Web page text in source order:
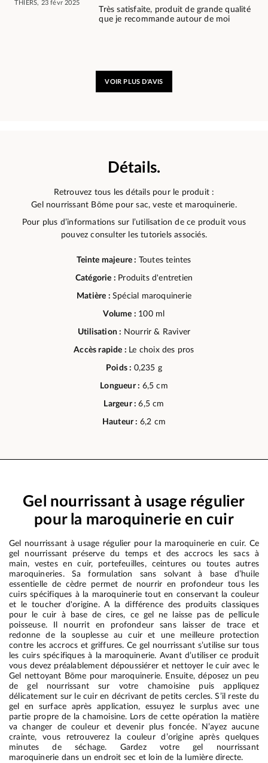
THIERS, 23 févr 2025
Très satisfaite, produit de grande qualité
que je recommande autour de moi
VOIR PLUS D'AVIS
Détails.
Retrouvez tous les détails pour le produit :
Gel nourrissant Bōme pour sac, veste et maroquinerie.
Pour plus d’informations sur l’utilisation de ce produit vous
pouvez consulter les tutoriels associés.
Teinte majeure : Toutes teintes
Catégorie : Produits d'entretien
Matière : Spécial maroquinerie
Volume : 100 ml
Utilisation : Nourrir & Raviver
Accès rapide : Le choix des pros
Poids : 0,235 g
Longueur : 6,5 cm
Largeur :6,5 cm
Hauteur : 6,2 cm
Gel nourrissant à usage régulier
pour la maroquinerie en cuir
Gel nourrissant à usage régulier pour la maroquinerie en cuir. Ce
gel nourrissant préserve du temps et des accrocs les sacs à
main, vestes en cuir, portefeuilles, ceintures ou toutes autres
maroquineries. Sa formulation sans solvant à base d’huile
essentielle de cèdre permet de nourrir en profondeur tous les
cuirs spécifiques à la maroquinerie tout en conservant la couleur
et le toucher d'origine. A la différence des produits classiques
pour le cuir à base de cires, ce gel ne laisse pas de pellicule
poisseuse. Il nourrit en profondeur sans laisser de trace et
redonne de la souplesse au cuir et une meilleure protection
contre les accrocs et griffures. Ce gel nourrissant s’utilise sur tous
les cuirs spécifiques à la maroquinerie. Avant d’utiliser ce produit
vous devez préalablement dépoussiérer et nettoyer le cuir avec le
Gel nettoyant Bōme pour maroquinerie. Ensuite, déposez un peu
de gel nourrissant sur votre chamoisine puis appliquez
délicatement sur le cuir en décrivant de petits cercles. S’il reste du
gel en surface après application, essuyez le surplus avec une
partie propre de la chamoisine. Lors de cette opération la matière
va changer de couleur et devenir plus foncée. N’ayez aucune
crainte, vous retrouverez la couleur d’origine après quelques
minutes de séchage. Gardez votre gel nourrissant
maroquinerie dans un endroit sec et loin de la lumière directe.